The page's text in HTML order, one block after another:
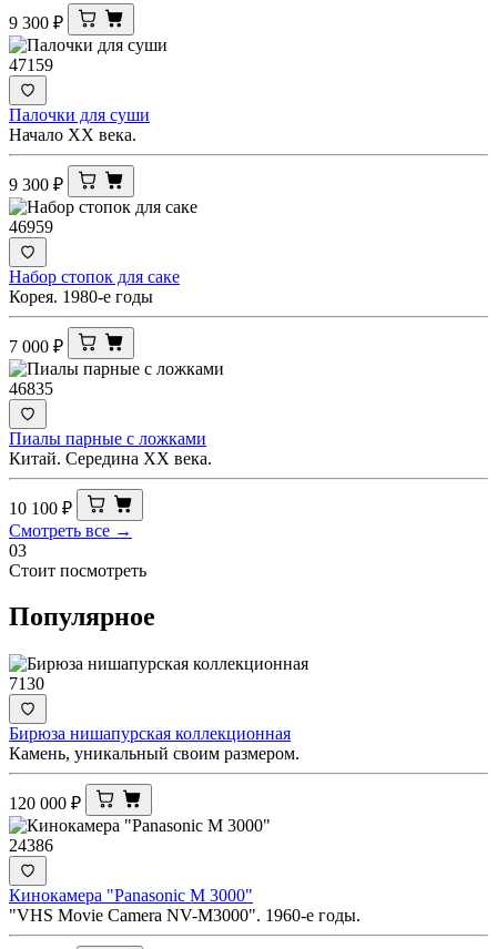
9 300 ₽
47159
Палочки для суши
Начало XX века.
9 300 ₽
46959
Набор стопок для саке
Корея. 1980-е годы
7 000 ₽
46835
Пиалы парные с ложками
Китай. Середина ХХ века.
10 100 ₽
Смотреть все →
03
Стоит посмотреть
Популярное
7130
Бирюза нишапурская коллекционная
Камень, уникальный своим размером.
120 000 ₽
24386
Кинокамера "Panasonic M 3000"
"VHS Movie Camera NV-M3000". 1960-е годы.